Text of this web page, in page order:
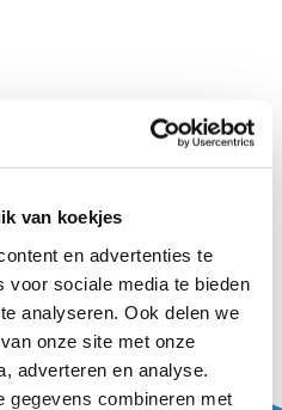
van koekjes
en advertenties te
voor sociale media te bieden
analyseren. Ook delen we
onze site met onze
adverteren en analyse.
gegevens combineren met